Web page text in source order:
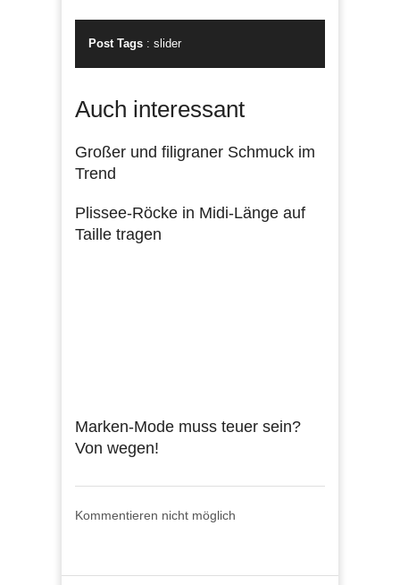
Post Tags : slider
Auch interessant
Großer und filigraner Schmuck im
Trend
Plissee-Röcke in Midi-Länge auf
Taille tragen
Marken-Mode muss teuer sein?
Von wegen!
Kommentieren nicht möglich